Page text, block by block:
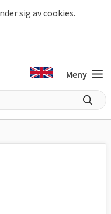
sig av cookies.
Meny